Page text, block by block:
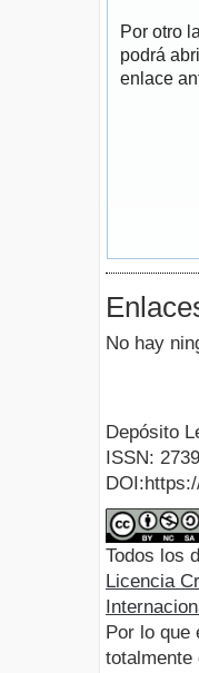
Por otro
podrá
enlace
No hay
Depósito
ISSN:
Todos los
Licencia
Por lo que
totalmente